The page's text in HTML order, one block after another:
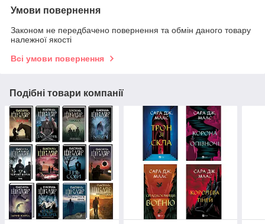
Умови повернення
Законом не передбачено повернення та обмін даного товару
належної якості
Всі умови повернення
Подібні товари компанії